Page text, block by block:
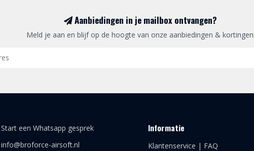
Aanbiedingen in je mailbox ontvangen?
Meld je aan en blijf op de hoogte van onze aanbiedingen & kortingen!
Start een Whatsapp gesprek
info@broforce-airsoft.nl
Informatie
Klantenservice | FAQ